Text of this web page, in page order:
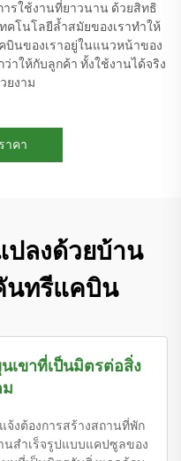
รใช้งานที่ยาวนาน ด้วยสิทธิ
คโนโลยีล้ำสมัยของเราทำให้
นของเราอยู่ในแนวหน้าของ
าให้กับลูกค้า ทั้งใช้งานได้จริง
ยงาม
าคา
ปลงด้วยบ้าน
นทรีแคบิน
เขาที่เป็นมิตรต่อสิ่ง
งต้องการสร้างสถานที่พัก
นสำเร็จรูปแบบแคปซูลของ